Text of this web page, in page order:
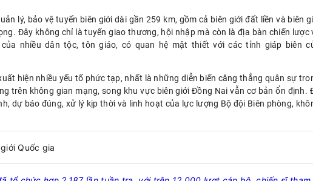
lý, bảo vệ tuyến biên giới dài gần 259 km, gồm cả biên giới đất liền và biên
Đây không chỉ là tuyến giao thương, hội nhập mà còn là địa bàn chiến lược
nhiều dân tộc, tôn giáo, có quan hệ mật thiết với các tỉnh giáp biên
hiện nhiều yếu tố phức tạp, nhất là những diễn biến căng thẳng quân sự
trên không gian mạng, song khu vực biên giới Đồng Nai vẫn cơ bản ổn định.
dự báo đúng, xử lý kịp thời và linh hoạt của lực lượng Bộ đội Biên phòng,